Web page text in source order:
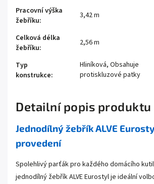
Detailní popis produktu
Jednodílný žebřík ALVE
provedení
Spolehlivý parťák pro každého domácího
jednodílný žebřík ALVE Eurostyl je ideální
Pracovní výška
žebříku:
3,42 m
Celková délka
žebříku:
2,56 m
Typ
konstrukce:
Hliníková, Obsahuje
protiskluzové patky